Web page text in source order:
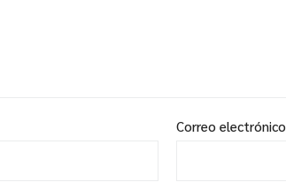
Correo electrónico